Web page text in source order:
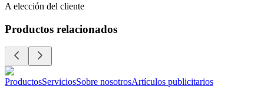
A elección del cliente
Productos relacionados
ProductosServiciosSobre nosotrosArtículos publicitarios